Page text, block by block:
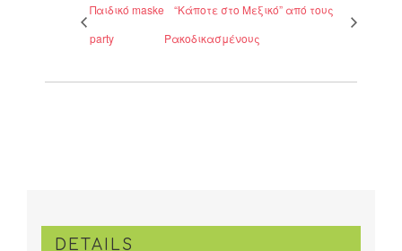
Παιδικό maske
party
“Κάποτε στο Μεξικό” από τους
Ρακοδικασμένους
DETAILS